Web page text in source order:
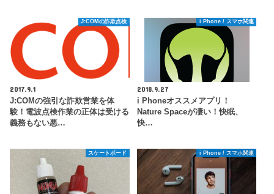
J:COMの詐欺点検
2017.9.1
J:COMの強引な詐欺営業を体
験！電波点検作業の正体は受ける
義務もない悪…
i Phone / スマホ関連
2018.9.27
i Phoneオススメアプリ！
Nature Spaceが凄い！快眠、
快…
スケートボード i Phone / スマホ関連